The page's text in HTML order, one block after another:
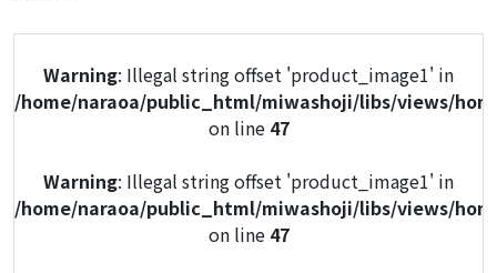
Warning: Illegal string offset 'product_image1' in
/home/naraoa/public_html/miwashoji/libs/views/
on line 47
Warning: Illegal string offset 'product_image1' in
/home/naraoa/public_html/miwashoji/libs/views/
on line 47